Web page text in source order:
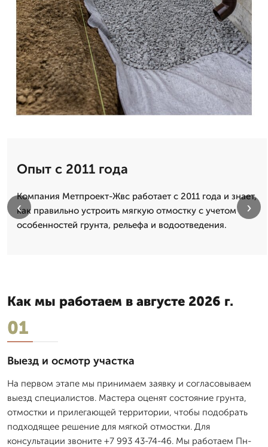
Опыт с 2011 года
Компания Метпроект-Жвс работает с 2011 года и знает,
как правильно устроить мягкую отмостку с учетом
особенностей грунта, рельефа и водоотведения.
‹ ›
Как мы работаем в августе 2026 г.
01
Выезд и осмотр участка
На первом этапе мы принимаем заявку и согласовываем
выезд специалистов. Мастера оценят состояние грунта,
отмостки и прилегающей территории, чтобы подобрать
подходящее решение для мягкой отмостки. Для
консультации звоните +7 993 43-74-46. Мы работаем Пн-